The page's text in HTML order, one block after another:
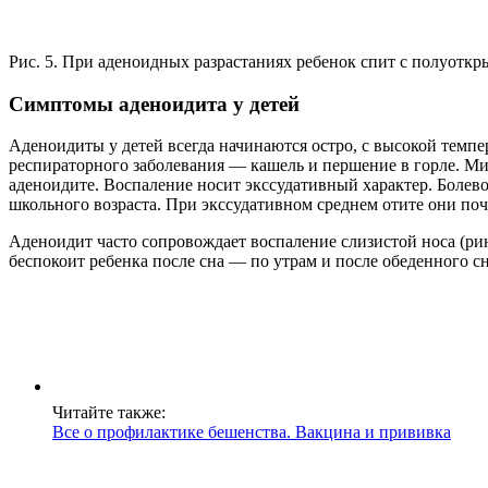
Рис. 5. При аденоидных разрастаниях ребенок спит с
Симптомы аденоидита у детей
Аденоидиты у детей всегда начинаются остро, с высокой
респираторного заболевания — кашель и першение в горле.
аденоидите. Воспаление носит экссудативный характер.
школьного возраста. При экссудативном среднем отите они
Аденоидит часто сопровождает воспаление слизистой носа
беспокоит ребенка после сна — по утрам и после обеденного
Читайте также:
Все о профилактике бешенства. Вакцина и прививка